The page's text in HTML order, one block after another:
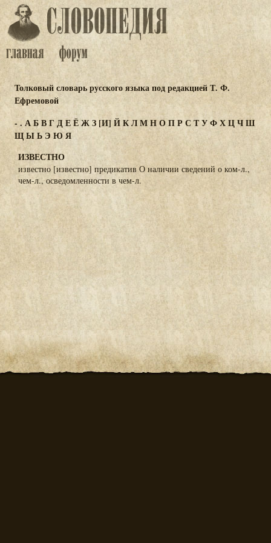
Толковый словарь русского языка под редакцией Т. Ф.
Ефремовой
- . АБВГДЕЁЖЗ [И] ЙКЛМНОПРС ТУФХЦЧШ
ЩЫЬЭ ЮЯ
ИЗВЕСТНО
известно [известно] предикатив О наличии сведений о ком-л.,
чем-л., осведомленности в чем-л.